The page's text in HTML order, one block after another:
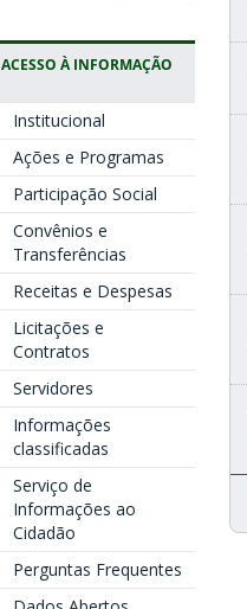
ACESSO À INFORMAÇÃO
Institucional
Ações e Programas
Participação Social
Convênios e
Transferências
Receitas e Despesas
Licitações e
Contratos
Servidores
Informações
classificadas
Serviço de
Informações ao
Cidadão
Perguntas Frequentes